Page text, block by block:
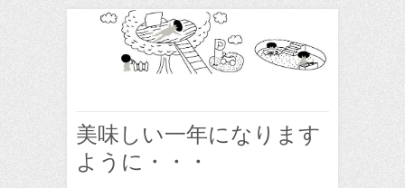
美味しい一年になります
ように・・・